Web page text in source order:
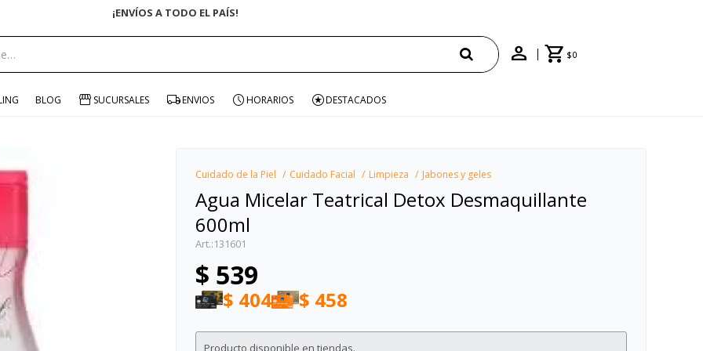
¡ENVÍOS A TODO EL PAÍS!
$0
BLOG SUCURSALES ENVIOS HORARIOS DESTACADOS
Cuidado de la Piel Cuidado Facial Limpieza Jabones y geles
Agua Micelar Teatrical Detox Desmaquillante
600ml
131601
$ 539
$ 404 $ 458
Producto disponible en tiendas.